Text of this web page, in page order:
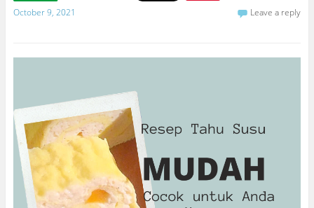
October 9, 2021 Leave a reply